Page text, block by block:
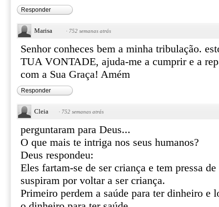
Responder
Marisa · 752 semanas atrás
Senhor conheces bem a minha tribulação.
TUA VONTADE, ajuda-me a cumprir e a
com a Sua Graça! Amém
Responder
Cleia · 752 semanas atrás
perguntaram para Deus...
O que mais te intriga nos seus humanos?
Deus respondeu:
Eles fartam-se de ser criança e tem pressa
suspiram por voltar a ser criança.
Primeiro perdem a saúde para ter dinheiro e